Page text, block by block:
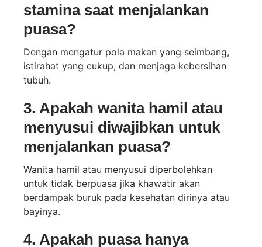
stamina saat menjalankan
puasa?
Dengan mengatur pola makan yang seimbang,
istirahat yang cukup, dan menjaga kebersihan
tubuh.
3. Apakah wanita hamil atau
menyusui diwajibkan untuk
menjalankan puasa?
Wanita hamil atau menyusui diperbolehkan
untuk tidak berpuasa jika khawatir akan
berdampak buruk pada kesehatan dirinya atau
bayinya.
4. Apakah puasa hanya